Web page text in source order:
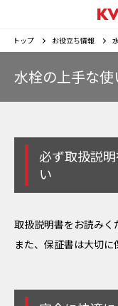
トップ お役立ち情報
水栓の上手な使
必ず取扱説
い
取扱説明書をお読みく
また、保証書は大切に